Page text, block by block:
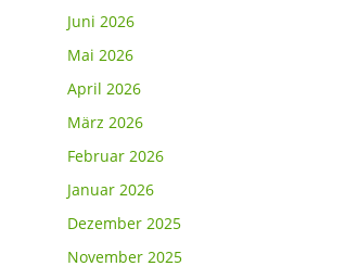
Juni 2026
Mai 2026
April 2026
März 2026
Februar 2026
Januar 2026
Dezember 2025
November 2025